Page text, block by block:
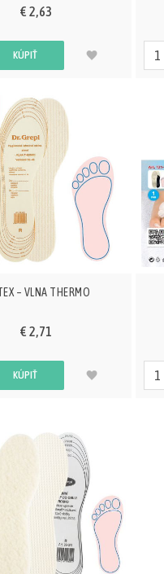
€ 2,63
KÚPIŤ
– VLNA THERMO
€ 2,71
KÚPIŤ